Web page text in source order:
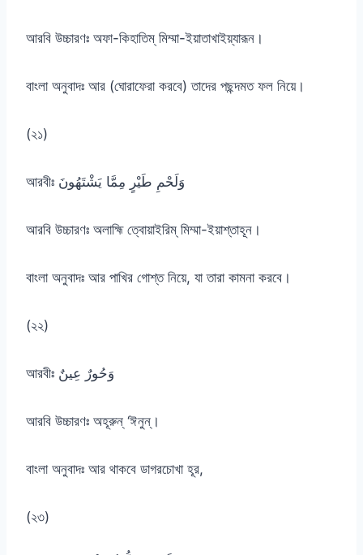
আরবি উচ্চারণঃ অফা-কিহাতিম্ মিম্মা-ইয়াতাখাইয়্যারূন।
বাংলা অনুবাদঃ আর (ঘোরাফেরা করবে) তাদের পছন্দমত ফল নিয়ে।
(২১)
আরবীঃ وَلَحْمِ طَيْرٍ مِمَّا يَشْتَهُونَ
আরবি উচ্চারণঃ অলাহ্মি ত্বোয়াইরিম্ মিম্মা-ইয়াশ্তাহূন।
বাংলা অনুবাদঃ আর পাখির গোশ্ত নিয়ে, যা তারা কামনা করবে।
(২২)
আরবীঃ وَحُورٌ عِينٌ
আরবি উচ্চারণঃ অহূরুন্ ‘ঈনুন্।
বাংলা অনুবাদঃ আর থাকবে ডাগরচোখা হূর,
(২৩)